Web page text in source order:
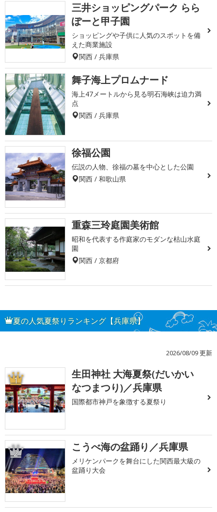
三井ショッピングパーク らら
ぽーと甲子園
ショッピングや子供に人気のスポットを備
えた商業施設
関西 / 兵庫県
舞子海上プロムナード
海上47メートルから見る明石海峡は迫力満
点
関西 / 兵庫県
徐福公園
伝説の人物、徐福の墓を中心とした公園
関西 / 和歌山県
重森三玲庭園美術館
昭和を代表する作庭家のモダンな枯山水庭
園
関西 / 京都府
夏の人気夏祭りランキング【兵庫県】
2026/08/09 更新
1
生田神社 大海夏祭(だいかい
なつまつり)／兵庫県
国際都市神戸を象徴する夏祭り
2 こうべ海の盆踊り／兵庫県
メリケンパークを舞台にした関西最大級の
盆踊り大会